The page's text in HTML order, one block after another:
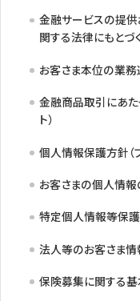
金融サービスの提
関する法律にもとづ
お客さま本位の業
金融商品取引にあた
ト）
個人情報保護方針（
お客さまの個人情
特定個人情報等保
法人等のお客さま
保険募集に関する基